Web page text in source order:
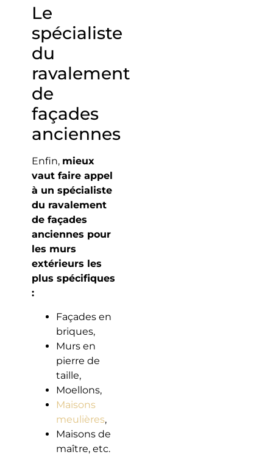
Le
spécialiste
du
ravalement
de
façades
anciennes
Enfin, mieux
vaut faire appel
à un spécialiste
du ravalement
de façades
anciennes pour
les murs
extérieurs les
plus spécifiques
:
Façades en
briques,
Murs en
pierre de
taille,
Moellons,
Maisons
meulières,
Maisons de
maître, etc.